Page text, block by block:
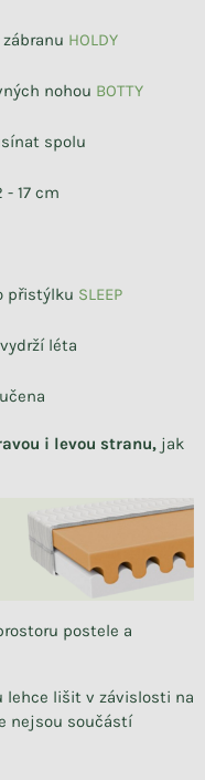
HOLDY
nohou BOTTY
spolu
17 cm
přistýlku SLEEP
léta
i levou stranu, jak
postele a
lehce lišit v závislosti na
nejsou součástí